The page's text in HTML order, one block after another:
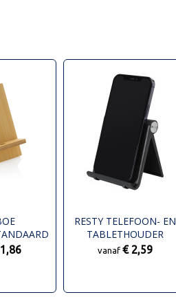
RESTY TELEFOON- EN
TABLETHOUDER
vanaf€ 2,59